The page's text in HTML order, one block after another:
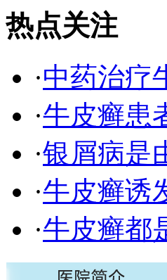
热点关注
·中药治疗
·牛皮癣患
·银屑病是
·牛皮癣诱
·牛皮癣都